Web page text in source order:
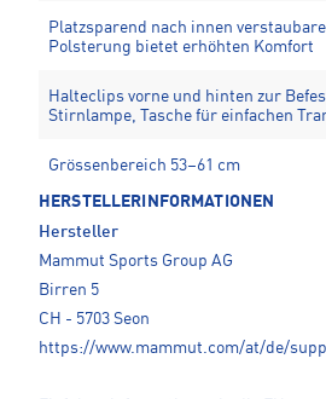
Platzsparend nach innen
Polsterung bietet erhöhten Komfort
Halteclips vorne und hinten zur
Stirnlampe, Tasche für einfachen
Grössenbereich 53–61 cm
HERSTELLERINFORMATIONEN
Hersteller
Mammut Sports Group AG
Birren 5
CH - 5703 Seon
https://www.mammut.com/at/de/